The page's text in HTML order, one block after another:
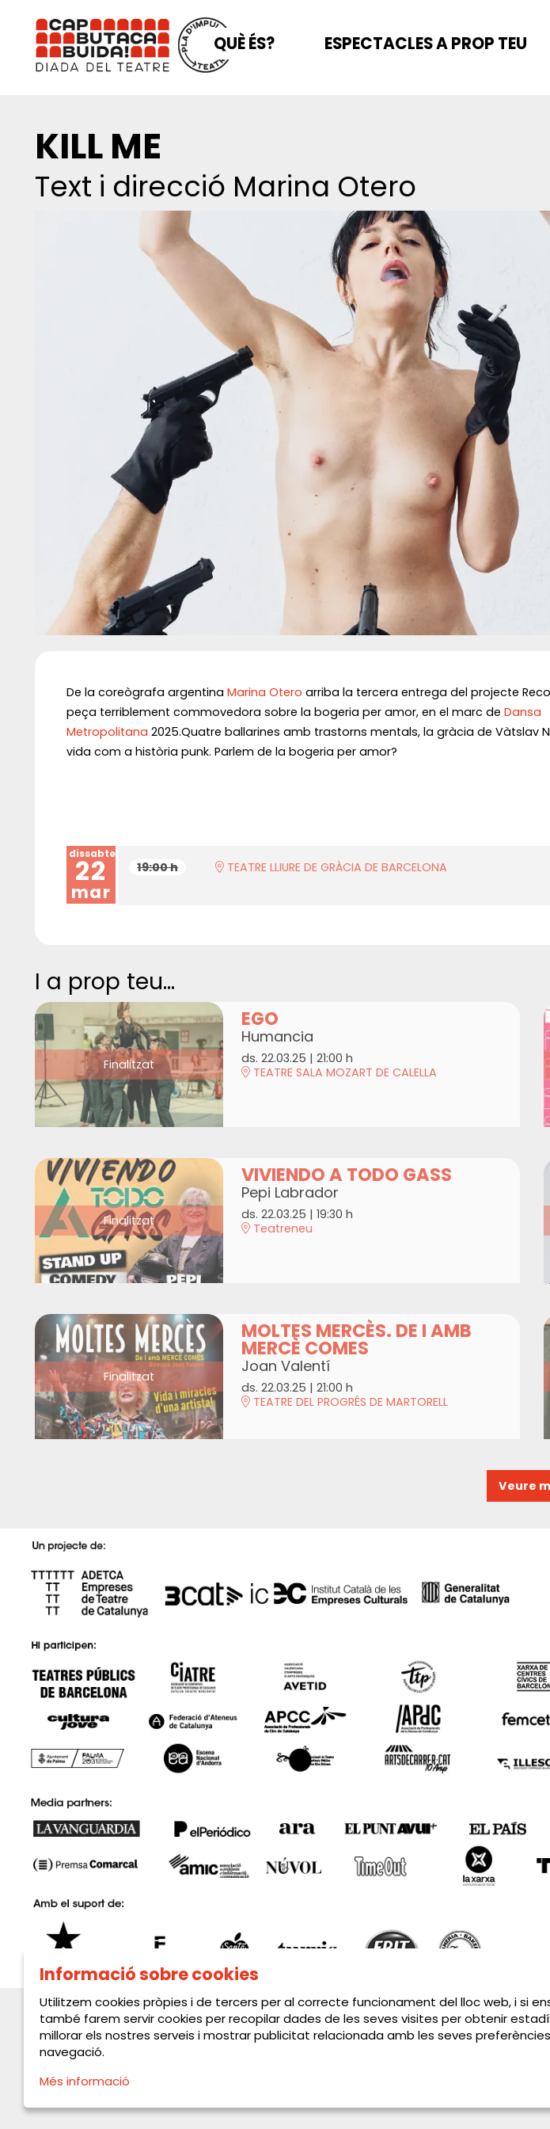
QUÈ ÉS? ESPECTACLES A PROP TEU
KILL ME
Text i direcció Marina Otero
De la coreògrafa argentina Marina Otero arriba la tercera entrega del projecte
peça terriblement commovedora sobre la bogeria per amor, en el marc de Dansa
Metropolitana 2025.Quatre ballarines amb trastorns mentals, la gràcia de Vàtslav
vida com a història punk. Parlem de la bogeria per amor?
dissabte
22
mar
19:00 h TEATRE LLIURE DE GRÀCIA DE BARCELONA
I a prop teu...
Finalitzat
EGO
Humancia
ds. 22.03.25 | 21:00 h
TEATRE SALA MOZART DE CALELLA
Finalitzat
VIVIENDO A TODO GASS
Pepi Labrador
ds. 22.03.25 | 19:30 h
Teatreneu
Finalitzat
MOLTES MERCÈS. DE I AMB
MERCÈ COMES
Joan Valentí
ds. 22.03.25 | 21:00 h
TEATRE DEL PROGRÉS DE MARTORELL
Veure
Sitemap | Avís Legal | Política
Informació sobre cookies
Utilitzem cookies pròpies i de tercers per al correcte funcionament del lloc web, i si
també farem servir cookies per recopilar dades de les seves visites per obtenir
millorar els nostres serveis i mostrar publicitat relacionada amb les seves
navegació.
Més informació